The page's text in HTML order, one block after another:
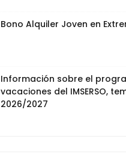
Bono Alquiler Joven en
Información sobre el
vacaciones del IMSERSO,
2026/2027